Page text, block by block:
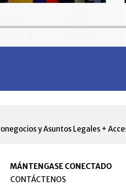
y Asuntos Legales +
MÁNTENGASE CONECTADO
CONTÁCTENOS